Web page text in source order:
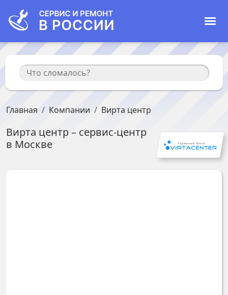
Главная Компании Вирта центр
Вирта центр– сервис-центр
в Москве